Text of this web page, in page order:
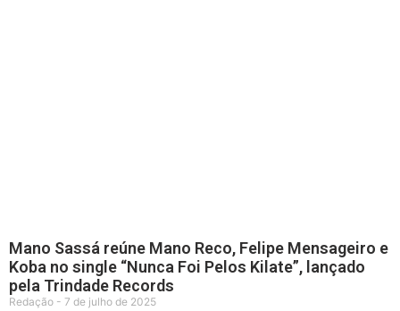
Mano Sassá reúne Mano Reco, Felipe Mensageiro e
Koba no single “Nunca Foi Pelos Kilate”, lançado
pela Trindade Records
Redação 7 de julho de 2025